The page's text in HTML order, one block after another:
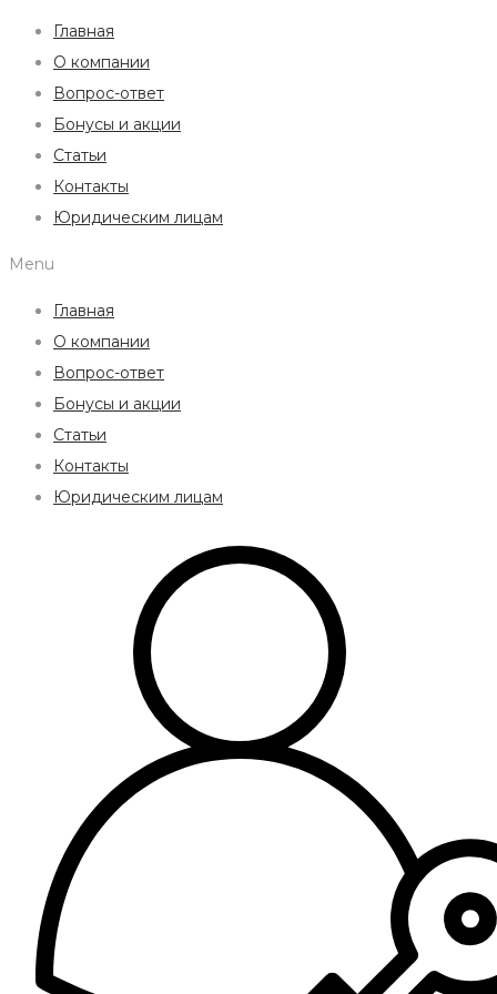
Главная
О компании
Вопрос-ответ
Бонусы и акции
Статьи
Контакты
Юридическим лицам
Menu
Главная
О компании
Вопрос-ответ
Бонусы и акции
Статьи
Контакты
Юридическим лицам